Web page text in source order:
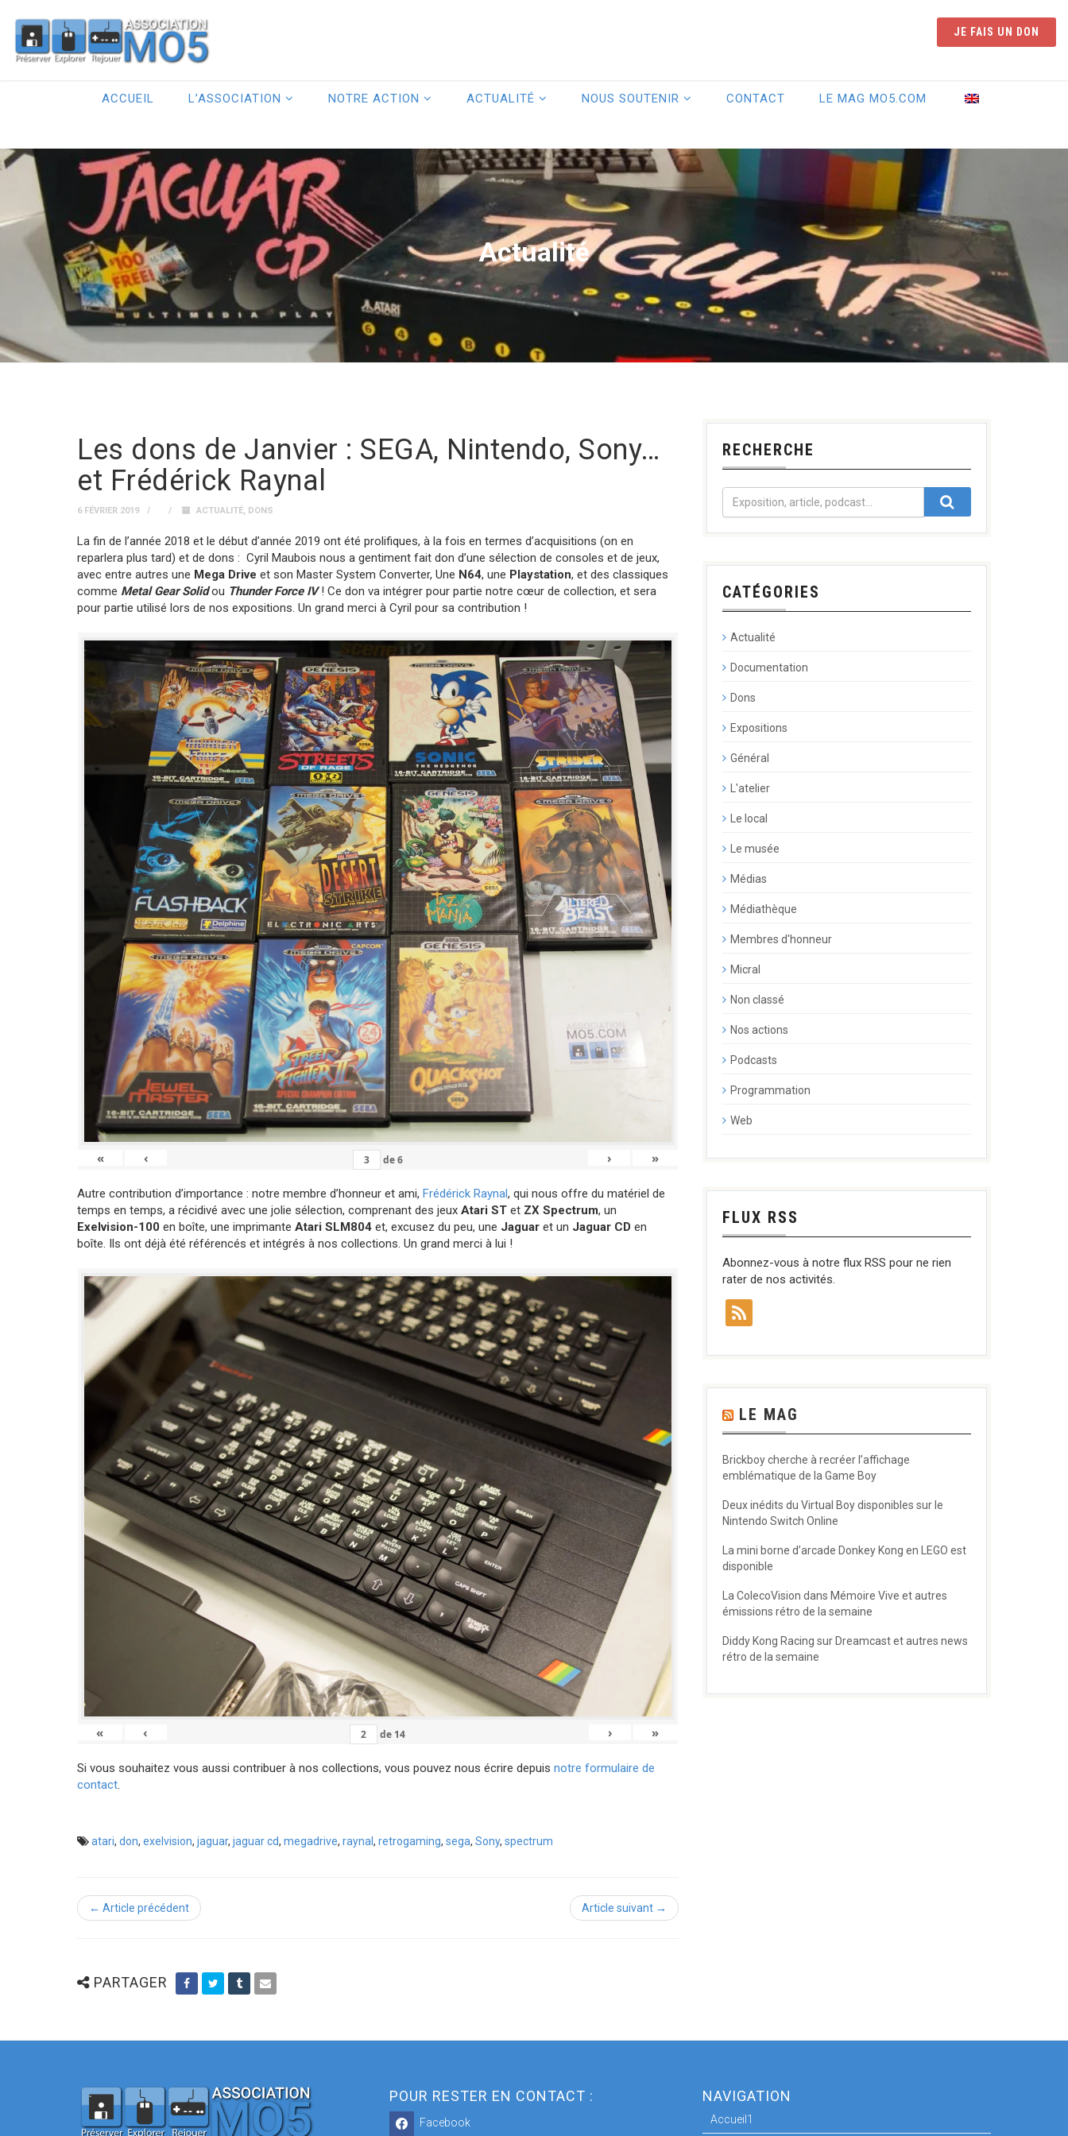
JE FAIS UN DON
ACCUEIL L’ASSOCIATION NOTRE ACTION ACTUALITÉ NOUS SOUTENIR CONTACT LE MAG MO5.COM
Actualité
Les dons de Janvier : SEGA, Nintendo, Sony…
et Frédérick Raynal
6 FÉVRIER 2019 ACTUALITÉ, DONS
La fin de l’année 2018 et le début d’année 2019 ont été prolifiques, à la fois en termes d’acquisitions (on en
reparlera plus tard) et de dons : Cyril Maubois nous a gentiment fait don d’une sélection de consoles et de jeux,
avec entre autres une Mega Drive et son Master System Converter, Une N64, une Playstation, et des classiques
comme Metal Gear Solidou Thunder Force IV! Ce don va intégrer pour partie notre cœur de collection, et sera
pour partie utilisé lors de nos expositions. Un grand merci à Cyril pour sa contribution !
« ‹ de6 › »
Autre contribution d’importance : notre membre d’honneur et ami, Frédérick Raynal, qui nous offre du matériel de
temps en temps, a récidivé avec une jolie sélection, comprenant des jeux Atari ST et ZX Spectrum, un
Exelvision-100 en boîte, une imprimante Atari SLM804 et, excusez du peu, une Jaguar et un Jaguar CD en
boîte. Ils ont déjà été référencés et intégrés à nos collections. Un grand merci à lui !
« ‹ de 14 › »
Si vous souhaitez vous aussi contribuer à nos collections, vous pouvez nous écrire depuis notre formulaire de
contact.
atari, don, exelvision, jaguar, jaguar cd, megadrive, raynal , retrogaming, sega, Sony, spectrum
← Article précédent Article suivant →
PARTAGER
RECHERCHE
CATÉGORIES
Actualité
Documentation
Dons
Expositions
Général
L'atelier
Le local
Le musée
Médias
Médiathèque
Membres d'honneur
Micral
Non classé
Nos actions
Podcasts
Programmation
Web
FLUX RSS
Abonnez-vous à notre flux RSS pour ne rien
rater de nos activités.
LE MAG
Brickboy cherche à recréer l’affichage
emblématique de la Game Boy
Deux inédits du Virtual Boy disponibles sur le
Nintendo Switch Online
La mini borne d’arcade Donkey Kong en LEGO est
disponible
La ColecoVision dans Mémoire Vive et autres
émissions rétro de la semaine
Diddy Kong Racing sur Dreamcast et autres news
rétro de la semaine
POUR RESTER EN CONTACT :
Facebook
NAVIGATION
Accueil1